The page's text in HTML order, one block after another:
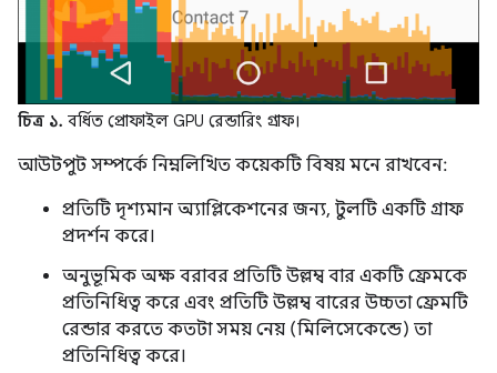
চিত্র ১. বর্ধিত প্রোফাইল GPU রেন্ডারিং গ্রাফ।
আউটপুট সম্পর্কে নিম্নলিখিত কয়েকটি বিষয় মনে রাখবেন:
প্রতিটি দৃশ্যমান অ্যাপ্লিকেশনের জন্য, টুলটি একটি গ্রাফ
প্রদর্শন করে।
অনুভূমিক অক্ষ বরাবর প্রতিটি উল্লম্ব বার একটি ফ্রেমকে
প্রতিনিধিত্ব করে এবং প্রতিটি উল্লম্ব বারের উচ্চতা ফ্রেমটি
রেন্ডার করতে কতটা সময় নেয় (মিলিসেকেন্ডে) তা
প্রতিনিধিত্ব করে।